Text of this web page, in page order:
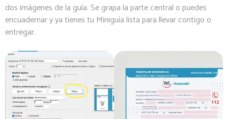
dos imágenes de la guía. Se grapa la parte central o puedes
encuadernar y ya tienes tu Miniguía lista para llevar contigo o
entregar.